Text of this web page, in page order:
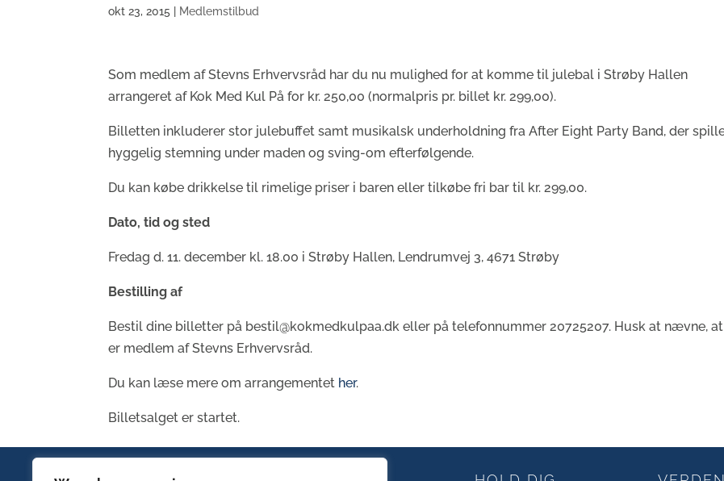
okt 23, 2015 Medlemstilbud
Som medlem af Stevns Erhvervsråd har du nu mulighed for at komme til julebal i Strøby Hallen
arrangeret af Kok Med Kul På for kr. 250,00 (normalpris pr. billet kr. 299,00).
Billetten inkluderer stor julebuffet samt musikalsk underholdning fra After Eight Party Band, der
hyggelig stemning under maden og sving-om efterfølgende.
Du kan købe drikkelse til rimelige priser i baren eller tilkøbe fri bar til kr. 299,00.
Dato, tid og sted
Fredag d. 11. december kl. 18.00 i Strøby Hallen, Lendrumvej 3, 4671 Strøby
Bestilling af
Bestil dine billetter på bestil@kokmedkulpaa.dk eller på telefonnummer 20725207. Husk at nævne,
er medlem af Stevns Erhvervsråd.
Du kan læse mere om arrangementet her.
Billetsalget er startet.